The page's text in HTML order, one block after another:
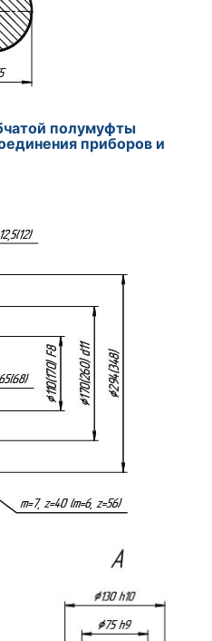
полумуфты
приборов и